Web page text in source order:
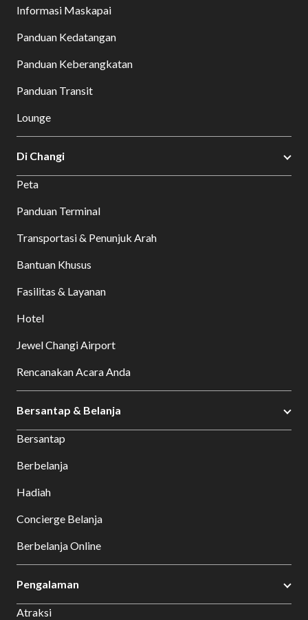
Informasi Maskapai
Panduan Kedatangan
Panduan Keberangkatan
Panduan Transit
Lounge
Di Changi
Peta
Panduan Terminal
Transportasi & Penunjuk Arah
Bantuan Khusus
Fasilitas & Layanan
Hotel
Jewel Changi Airport
Rencanakan Acara Anda
Bersantap & Belanja
Bersantap
Berbelanja
Hadiah
Concierge Belanja
Berbelanja Online
Pengalaman
Atraksi